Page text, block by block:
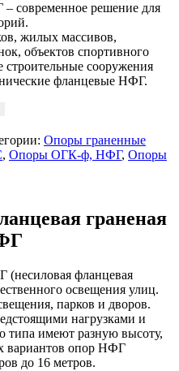
современное решение для
жилых массивов,
объектов спортивного
строительные сооружения
фланцевые НФГ.
Опоры граненные
, Опоры ОГК-ф, НФГ, Опоры
граненая
(несиловая фланцевая
освещения улиц.
парков и дворов.
нагрузками и
типа имеют разную высоту,
вариантов опор НФГ
до 16 метров.